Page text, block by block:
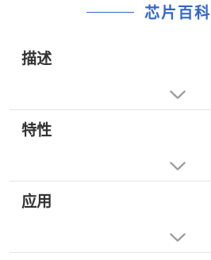
芯片百科
描述
特性
应用